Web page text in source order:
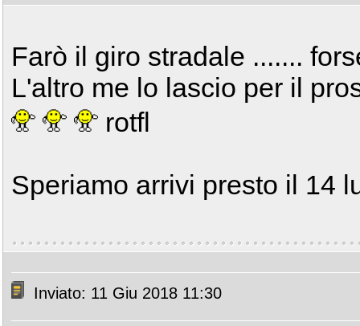
Farò il giro stradale .......
L'altro me lo lascio per il
rotfl
Speriamo arrivi presto il 14
Inviato: 11 Giu 2018 11:30